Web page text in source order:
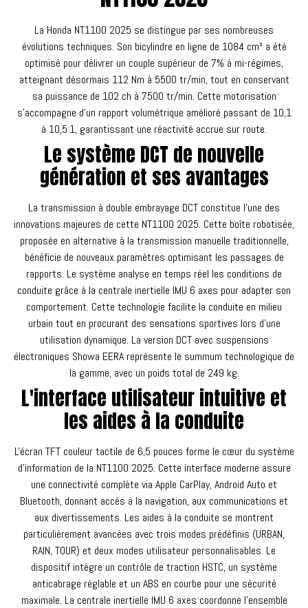
La Honda NT1100 2025 se distingue par ses nombreuses
évolutions techniques. Son bicylindre en ligne de 1084 cm³ a été
optimisé pour délivrer un couple supérieur de 7% à mi-régimes,
atteignant désormais 112 Nm à 5500 tr/min, tout en conservant
sa puissance de 102 ch à 7500 tr/min. Cette motorisation
s'accompagne d'un rapport volumétrique amélioré passant de 10,1
à 10,5:1, garantissant une réactivité accrue sur route.
Le système DCT de nouvelle
génération et ses avantages
La transmission à double embrayage DCT constitue l'une des
innovations majeures de cette NT1100 2025. Cette boîte robotisée,
proposée en alternative à la transmission manuelle traditionnelle,
bénéficie de nouveaux paramètres optimisant les passages de
rapports. Le système analyse en temps réel les conditions de
conduite grâce à la centrale inertielle IMU 6 axes pour adapter son
comportement. Cette technologie facilite la conduite en milieu
urbain tout en procurant des sensations sportives lors d'une
utilisation dynamique. La version DCT avec suspensions
électroniques Showa EERA représente le summum technologique de
la gamme, avec un poids total de 249 kg.
L'interface utilisateur intuitive et
les aides à la conduite
L'écran TFT couleur tactile de 6,5 pouces forme le cœur du système
d'information de la NT1100 2025. Cette interface moderne assure
une connectivité complète via Apple CarPlay, Android Auto et
Bluetooth, donnant accès à la navigation, aux communications et
aux divertissements. Les aides à la conduite se montrent
particulièrement avancées avec trois modes prédéfinis (URBAN,
RAIN, TOUR) et deux modes utilisateur personnalisables. Le
dispositif intègre un contrôle de traction HSTC, un système
anticabrage réglable et un ABS en courbe pour une sécurité
maximale. La centrale inertielle IMU 6 axes coordonne l'ensemble